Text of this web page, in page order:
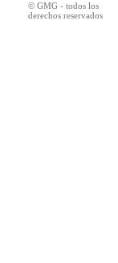
© GMG - todos los
derechos reservados